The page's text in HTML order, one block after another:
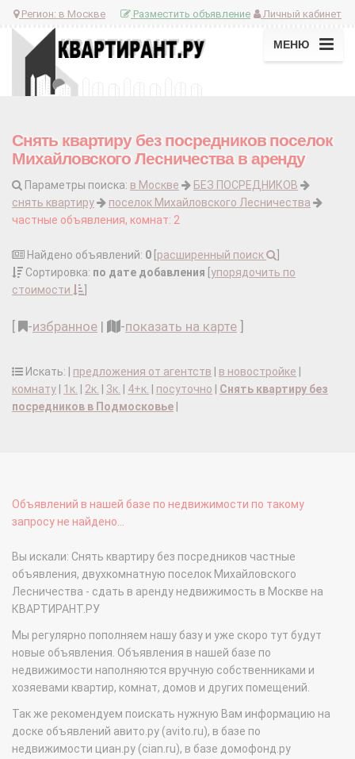
Регион: в Москве Личный кабинет
Разместить объявление
МЕНЮ
Снять квартиру без посредников поселок
Михайловского Лесничества в аренду
Параметры поиска: в Москве
БЕЗ ПОСРЕДНИКОВ
снять квартиру
поселок Михайловского Лесничества
частные объявления, комнат: 2
Найдено объявлений: 0 расширенный поиск
Сортировка: по дате добавления упорядочить по
стоимости
-избранное | -показать на карте
Искать: | предложения от агентств в новостройке
комнату
1к. 2к. 3к. 4+к. посуточно
Снять квартиру без
посредников в Подмосковье
Объявлений в нашей базе по недвижимости по такому
запросу не найдено...
Вы искали: Снять квартиру без посредников частные
объявления, двухкомнатную поселок Михайловского
Лесничества - сдать в аренду недвижимость в Москве на
КВАРТИРАНТ.РУ
Мы регулярно пополняем нашу базу и уже скоро тут будут
новые объявления. Объявления в нашей базе по
недвижимости наполняются вручную собственниками и
хозяевами квартир, комнат, домов и других помещений.
Так же рекомендуем поискать нужную Вам информацию на
доске объявлений авито.ру (avito.ru), в базе по
недвижимости циан.ру (cian.ru), в базе домофонд.ру